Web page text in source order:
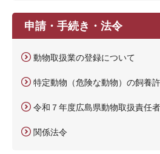
申請・手続き・法令
動物取扱業の登録について
特定動物（危険な動物）の飼養
令和７年度広島県動物取扱責任
関係法令